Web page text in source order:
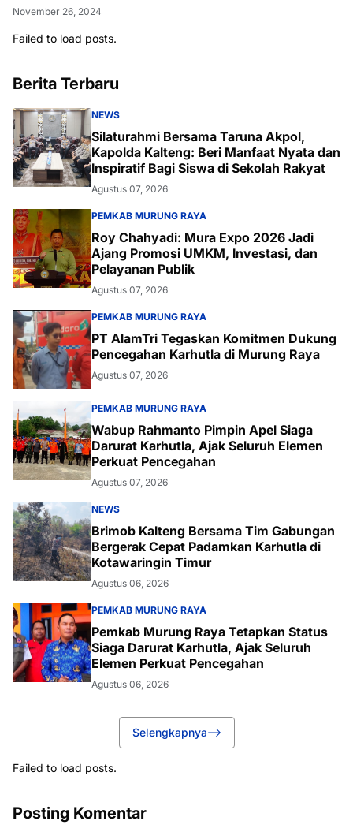
November 26, 2024
Failed to load posts.
Berita Terbaru
NEWS
Silaturahmi Bersama Taruna Akpol,
Kapolda Kalteng: Beri Manfaat Nyata dan
Inspiratif Bagi Siswa di Sekolah Rakyat
Agustus 07, 2026
PEMKAB MURUNG RAYA
Roy Chahyadi: Mura Expo 2026 Jadi
Ajang Promosi UMKM, Investasi, dan
Pelayanan Publik
Agustus 07, 2026
PEMKAB MURUNG RAYA
PT AlamTri Tegaskan Komitmen Dukung
Pencegahan Karhutla di Murung Raya
Agustus 07, 2026
PEMKAB MURUNG RAYA
Wabup Rahmanto Pimpin Apel Siaga
Darurat Karhutla, Ajak Seluruh Elemen
Perkuat Pencegahan
Agustus 07, 2026
NEWS
Brimob Kalteng Bersama Tim Gabungan
Bergerak Cepat Padamkan Karhutla di
Kotawaringin Timur
Agustus 06, 2026
PEMKAB MURUNG RAYA
Pemkab Murung Raya Tetapkan Status
Siaga Darurat Karhutla, Ajak Seluruh
Elemen Perkuat Pencegahan
Agustus 06, 2026
Selengkapnya
Failed to load posts.
Posting Komentar